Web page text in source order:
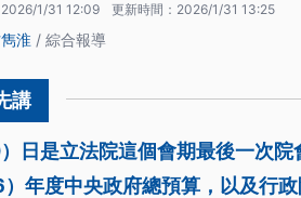
2026/1/31 12:09 更新時間： 2026/1/31 13:25
淮 / 綜合報導
日是立法院這個會期最後一次
）年度中央政府總預算，以及行